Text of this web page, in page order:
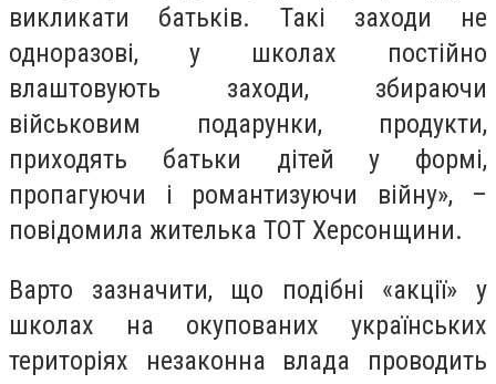
викликати батьків. Такі заходи не
одноразові, у школах постійно
влаштовують заходи, збираючи
військовим подарунки, продукти,
приходять батьки дітей у формі,
пропагуючи і романтизуючи війну», –
повідомила жителька ТОТ Херсонщини.
Варто зазначити, що подібні «акції» у
школах на окупованих українських
територіях незаконна влада проводить